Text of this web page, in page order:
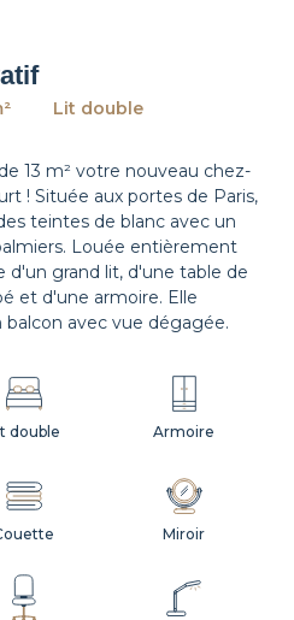
Lit double
13 m² votre nouveau chez-
! Située aux portes de Paris,
teintes de blanc avec un
Louée entièrement
d'un grand lit, d'une table de
et d'une armoire. Elle
avec vue dégagée.
Armoire
Miroir
double